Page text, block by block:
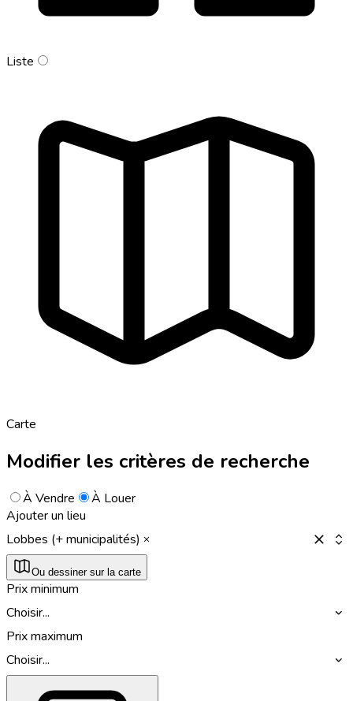
Liste
Carte
Modifier les critères de recherche
À Vendre
À Louer
Ajouter un lieu
Lobbes (+ municipalités)
Ou dessiner sur la carte
Prix minimum
Choisir...
Prix maximum
Choisir...